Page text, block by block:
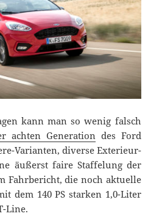
kann man so wenig falsch
achten Generationdes Ford
Varianten, diverse Exterieur-
äußerst faire Staffelung der
Fahrbericht, die noch aktuelle
dem 140 PS starken 1,0-Liter
Line.